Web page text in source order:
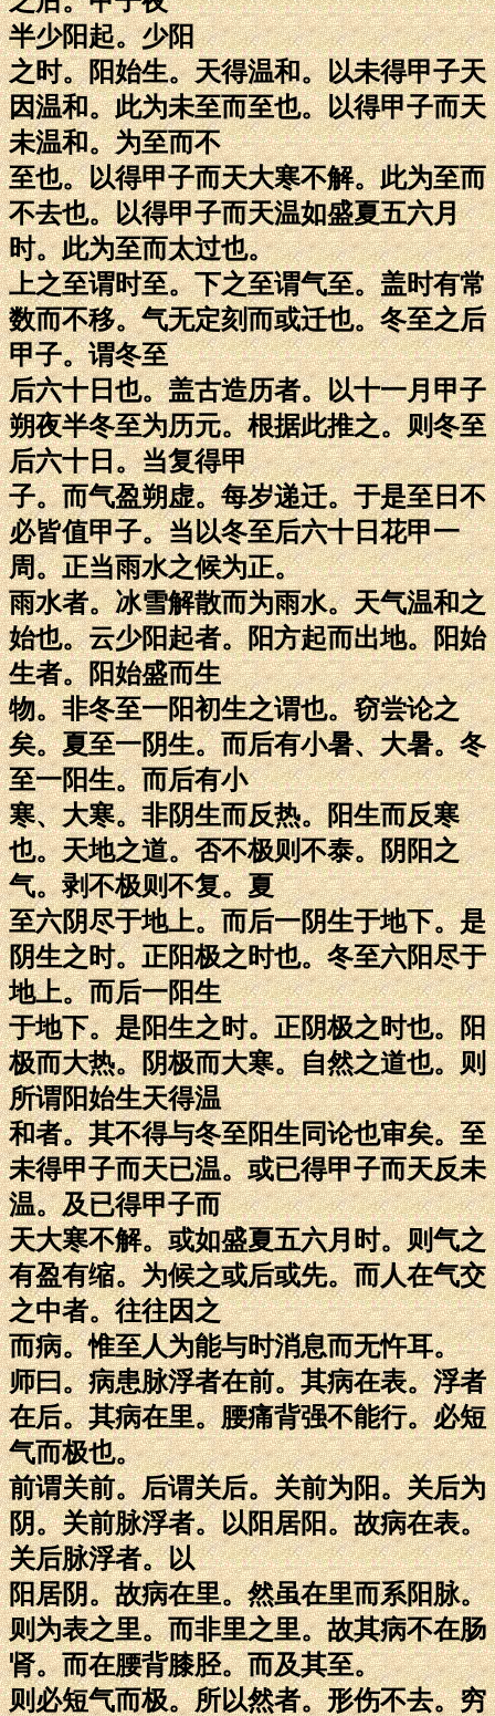
半少阳起。少阳
之时。阳始生。天得温和。以未得甲子天
因温和。此为未至而至也。以得甲子而天
未温和。为至而不
至也。以得甲子而天大寒不解。此为至而
不去也。以得甲子而天温如盛夏五六月
时。此为至而太过也。
上之至谓时至。下之至谓气至。盖时有常
数而不移。气无定刻而或迁也。冬至之后
甲子。谓冬至
后六十日也。盖古造历者。以十一月甲子
朔夜半冬至为历元。根据此推之。则冬至
后六十日。当复得甲
子。而气盈朔虚。每岁递迁。于是至日不
必皆值甲子。当以冬至后六十日花甲一
周。正当雨水之候为正。
雨水者。冰雪解散而为雨水。天气温和之
始也。云少阳起者。阳方起而出地。阳始
生者。阳始盛而生
物。非冬至一阳初生之谓也。窃尝论之
矣。夏至一阴生。而后有小暑、大暑。冬
至一阳生。而后有小
寒、大寒。非阴生而反热。阳生而反寒
也。天地之道。否不极则不泰。阴阳之
气。剥不极则不复。夏
至六阴尽于地上。而后一阴生于地下。是
阴生之时。正阳极之时也。冬至六阳尽于
地上。而后一阳生
于地下。是阳生之时。正阴极之时也。阳
极而大热。阴极而大寒。自然之道也。则
所谓阳始生天得温
和者。其不得与冬至阳生同论也审矣。至
未得甲子而天已温。或已得甲子而天反未
温。及已得甲子而
天大寒不解。或如盛夏五六月时。则气之
有盈有缩。为候之或后或先。而人在气交
之中者。往往因之
而病。惟至人为能与时消息而无忤耳。
师曰。病患脉浮者在前。其病在表。浮者
在后。其病在里。腰痛背强不能行。必短
气而极也。
前谓关前。后谓关后。关前为阳。关后为
阴。关前脉浮者。以阳居阳。故病在表。
关后脉浮者。以
阳居阴。故病在里。然虽在里而系阳脉。
则为表之里。而非里之里。故其病不在肠
肾。而在腰背膝胫。而及其至。
则必短气而极。所以然者。形伤不去。穷